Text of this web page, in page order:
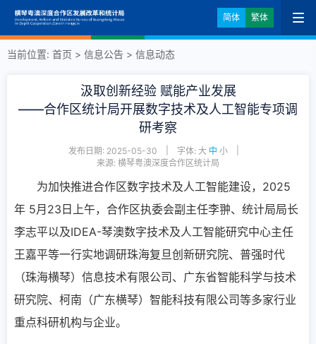
简体 繁体
当前位置: 首页 > 信息公告 > 信息动态
汲取创新经验 赋能产业发展
——合作区统计局开展数字技术及人工智能专项调
研考察
发布日期: 2025-05-30 字体: 大 中 小
来源: 横琴粤澳深度合作区统计局
为加快推进合作区数字技术及人工智能建设，2025
年 5月23日上午，合作区执委会副主任李翀、统计局局长
李志平以及IDEA-琴澳数字技术及人工智能研究中心主任
王嘉平等一行实地调研珠海复旦创新研究院、普强时代
（珠海横琴）信息技术有限公司、广东省智能科学与技术
研究院、柯南（广东横琴）智能科技有限公司等多家行业
重点科研机构与企业。